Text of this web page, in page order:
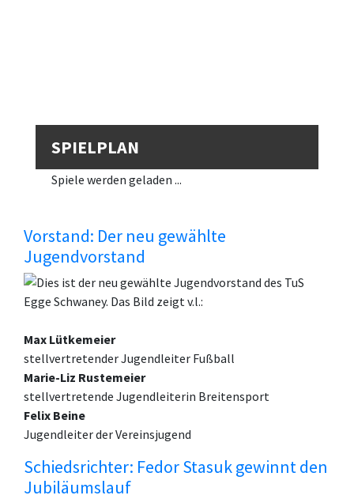
SPIELPLAN
Spiele werden geladen ...
Vorstand: Der neu gewählte
Jugendvorstand
Dies ist der neu gewählte Jugendvorstand des TuS
Egge Schwaney. Das Bild zeigt v.l.:
Max Lütkemeier
stellvertretender Jugendleiter Fußball
Marie-Liz Rustemeier
stellvertretende Jugendleiterin Breitensport
Felix Beine
Jugendleiter der Vereinsjugend
Schiedsrichter: Fedor Stasuk gewinnt den
Jubiläumslauf